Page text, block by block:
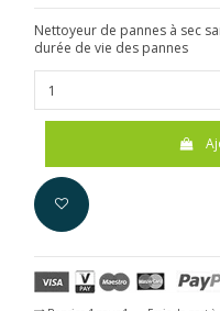
Nettoyeur de pannes à sec
durée de vie des pannes